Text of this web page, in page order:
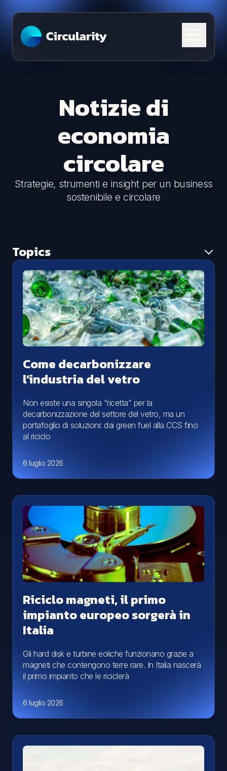
Skip to content
Notizie di
economia
circolare
Strategie, strumenti e insight per un business
sostenibile e circolare
Topics
Tutti i topic
Ambiente
Aggiornamento normativo
Caso studio
Economia circolare
News
Smaltimento rifiuti
Come decarbonizzare
l’industria del vetro
Non esiste una singola “ricetta” per la
decarbonizzazione del settore del vetro, ma un
portafoglio di soluzioni: dai green fuel alla CCS fino
al riciclo
6 luglio 2026
Riciclo magneti, il primo
impianto europeo sorgerà in
Italia
Gli hard disk e turbine eoliche funzionano grazie a
magneti che contengono terre rare. In Italia nascerà
il primo impianto che le riciclerà
6 luglio 2026